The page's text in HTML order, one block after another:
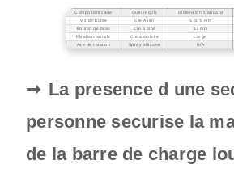
Composant cible Outil requis Dimension standard
Vis de butee
Cle Allen 5 ou 6 mm
Boulon de bras
Cle a pipe 17 mm
Fixation murale
Cle a molette Large
Axe de rotation
Spray silicone N/A
La presence d une
personne securise la
de la barre de charge